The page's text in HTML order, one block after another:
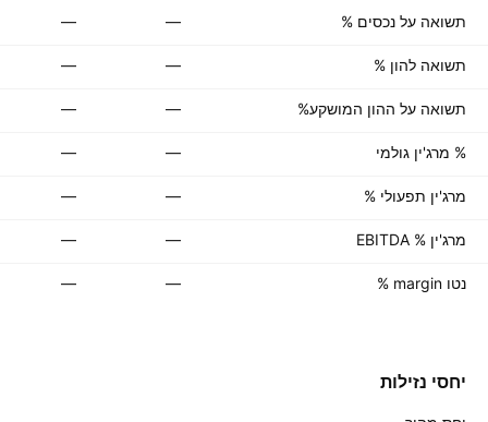
תשואה על נכסים % —
—
תשואה להון % —
—
תשואה על ההון המושקע% —
—
% מרג'ין גולמי —
—
מרג'ין תפעולי % —
—
מרג'ין % EBITDA —
—
נטו margin % —
—
יחסי נזילות